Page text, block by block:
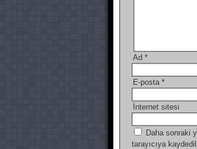
Ad *
E-posta *
İnternet sitesi
Daha sonraki
tarayıcıya